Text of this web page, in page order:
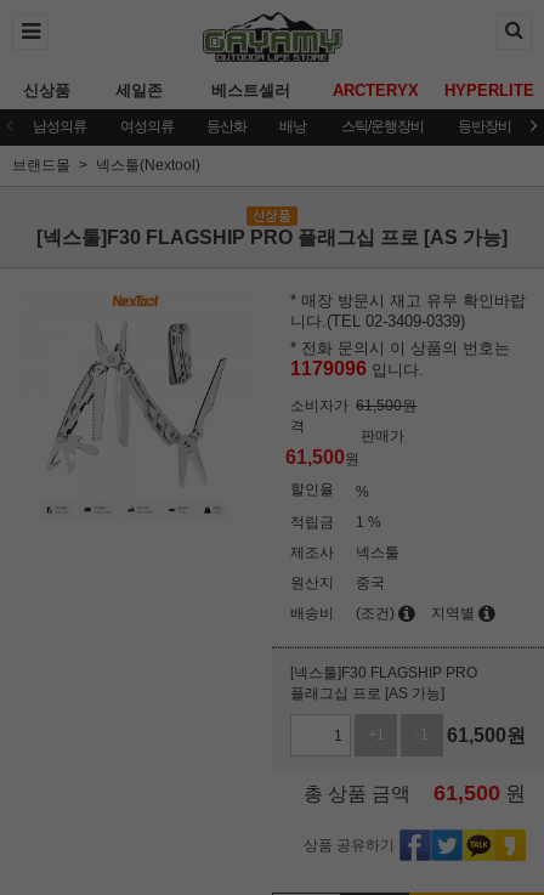
신상품 세일존 베스트셀러 ARCTERYX HYPERLITE
남성의류 여성의류 등산화 배낭 스틱/운행장비 등반장비
브랜드몰 넥스툴(Nextool)
[넥스툴]F30 FLAGSHIP PRO 플래그십 프로 [AS 가능]
* 매장 방문시 재고 유무 확인바랍
니다.(TEL 02-3409-0339)
* 전화 문의시 이 상품의 번호는
1179096 입니다.
소비자가
격
61,500원
판매가
61,500원
할인율
%
적립금
1 %
제조사
넥스툴
원산지
중국
배송비
(조건) 지역별
[넥스툴]F30 FLAGSHIP PRO
플래그십 프로 [AS 가능]
+1 -1 61,500원
총 상품 금액 61,500 원
상품 공유하기